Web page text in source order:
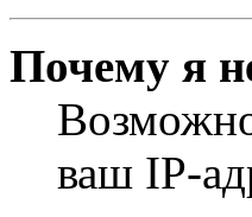
Почему я
ваш IP-